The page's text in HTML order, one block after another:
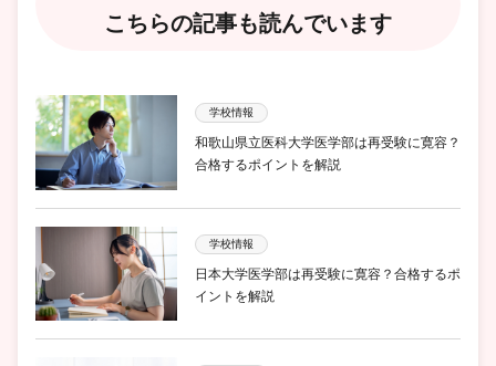
こちらの記事も読んでいます
学校情報
和歌山県立医科大学医学部は再受験に寛容？
合格するポイントを解説
学校情報
日本大学医学部は再受験に寛容？合格するポ
イントを解説